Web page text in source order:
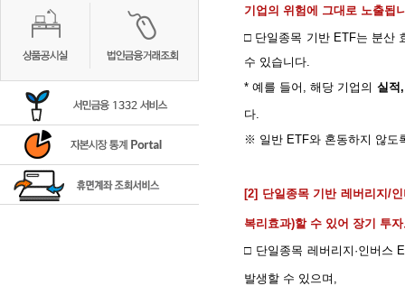
기업의 위험에 그대로 노출됩
□ 단일종목 기반 ETF는 분산
수 있습니다.
* 예를 들어 , 해당 기업의 실적 ,
다.
※ 일반 ETF와 혼동하지 않도
[2] 단일종목 기반 레버리지 /
복리효과)할 수 있어 장기 투
□ 단일종목 레버리지·인버스
발생할 수 있으며 ,